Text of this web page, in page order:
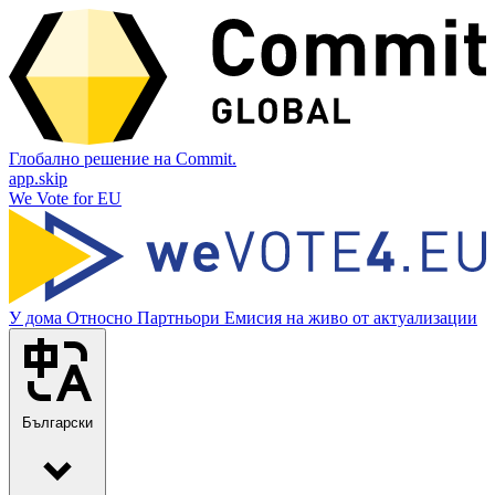
Глобално решение на Commit.
app.skip
We Vote for EU
У дома Относно Партньори Емисия на живо от актуализации
Български